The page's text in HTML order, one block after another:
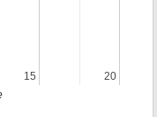
15
15 20
20